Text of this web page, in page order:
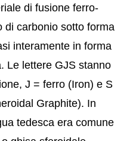
di fusione ferro-
di carbonio sotto forma
interamente in forma
Le lettere GJS stanno
J = ferro (Iron) e S
Graphite). In
tedesca era comune